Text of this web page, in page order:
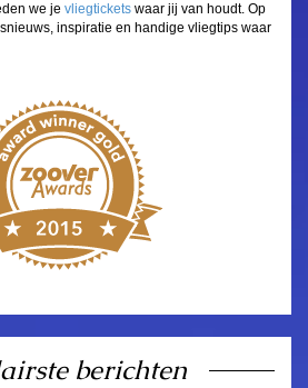
we je vliegtickets waar jij van houdt. Op
inspiratie en handige vliegtips waar
berichten